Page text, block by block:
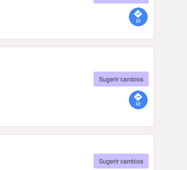
Sugerir cambios
Sugerir cambios